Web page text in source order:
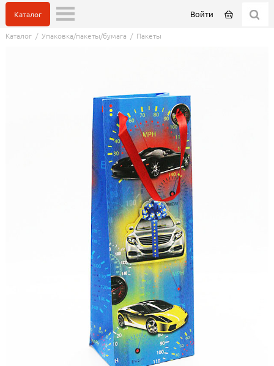
Войти
Каталог
Каталог/ Упаковка/пакеты/бумага / Пакеты